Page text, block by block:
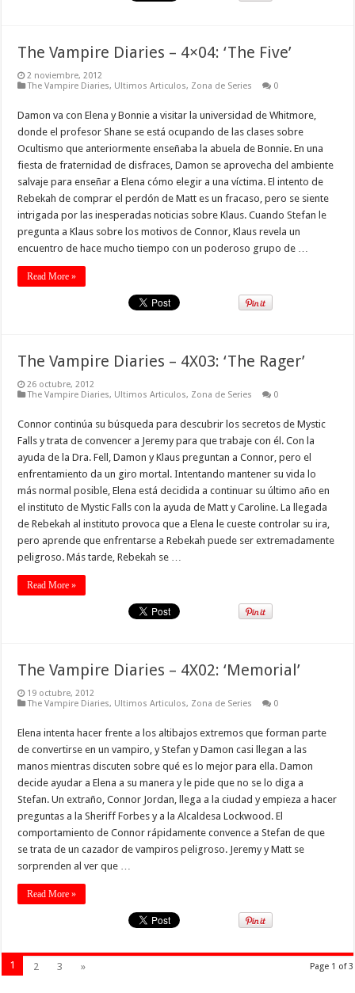
The Vampire Diaries – 4×04: ‘The Five’
2 noviembre, 2012
The Vampire Diaries, Ultimos Articulos, Zona de Series 0
Damon va con Elena y Bonnie a visitar la universidad de Whitmore,
donde el profesor Shane se está ocupando de las clases sobre
Ocultismo que anteriormente enseñaba la abuela de Bonnie. En una
fiesta de fraternidad de disfraces, Damon se aprovecha del ambiente
salvaje para enseñar a Elena cómo elegir a una víctima. El intento de
Rebekah de comprar el perdón de Matt es un fracaso, pero se siente
intrigada por las inesperadas noticias sobre Klaus. Cuando Stefan le
pregunta a Klaus sobre los motivos de Connor, Klaus revela un
encuentro de hace mucho tiempo con un poderoso grupo de …
Read More »
The Vampire Diaries – 4X03: ‘The Rager’
26 octubre, 2012
The Vampire Diaries, Ultimos Articulos, Zona de Series 0
Connor continúa su búsqueda para descubrir los secretos de Mystic
Falls y trata de convencer a Jeremy para que trabaje con él. Con la
ayuda de la Dra. Fell, Damon y Klaus preguntan a Connor, pero el
enfrentamiento da un giro mortal. Intentando mantener su vida lo
más normal posible, Elena está decidida a continuar su último año en
el instituto de Mystic Falls con la ayuda de Matt y Caroline. La llegada
de Rebekah al instituto provoca que a Elena le cueste controlar su ira,
pero aprende que enfrentarse a Rebekah puede ser extremadamente
peligroso. Más tarde, Rebekah se …
Read More »
The Vampire Diaries – 4X02: ‘Memorial’
19 octubre, 2012
The Vampire Diaries, Ultimos Articulos, Zona de Series 0
Elena intenta hacer frente a los altibajos extremos que forman parte
de convertirse en un vampiro, y Stefan y Damon casi llegan a las
manos mientras discuten sobre qué es lo mejor para ella. Damon
decide ayudar a Elena a su manera y le pide que no se lo diga a
Stefan. Un extraño, Connor Jordan, llega a la ciudad y empieza a hacer
preguntas a la Sheriff Forbes y a la Alcaldesa Lockwood. El
comportamiento de Connor rápidamente convence a Stefan de que
se trata de un cazador de vampiros peligroso. Jeremy y Matt se
sorprenden al ver que …
Read More »
Page 1 of 3
1 2 3 »